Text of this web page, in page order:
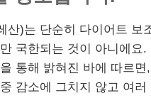
산)는 단순히 다이어트 보
국한되는 것이 아니에요.
통해 밝혀진 바에 따르면,
감소에 그치지 않고 여러